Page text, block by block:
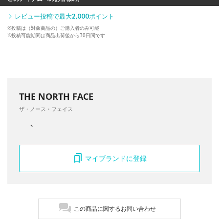
レビュー投稿で最大2,000ポイント
※投稿は（対象商品の）ご購入者のみ可能
※投稿可能期間は商品出荷後から30日間です
THE NORTH FACE
ザ・ノース・フェイス
マイブランドに登録
この商品に関するお問い合わせ